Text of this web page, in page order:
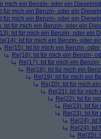
mich ein Benzin- oder ein
für mich ein Benzin- oder ein
für mich ein Benzin- oder ein
Ist für mich ein Benzin- oder ein
Ist für mich ein Benzin- oder ein
Ist für mich ein Benzin- oder
Re(15): Ist für mich ein Benzin-
Re(16): Ist für mich ein Benzin-
Re(17): Ist für mich ein
Re(18): Ist für mich ein
Re(19): Ist für mich ein
Re(20): Ist für mich
Re(21): Ist für
Re(22): Ist für
Re(23): Ist
Re(23): Ist
Re(24): Ist
Re(24): Ist
Re(25):